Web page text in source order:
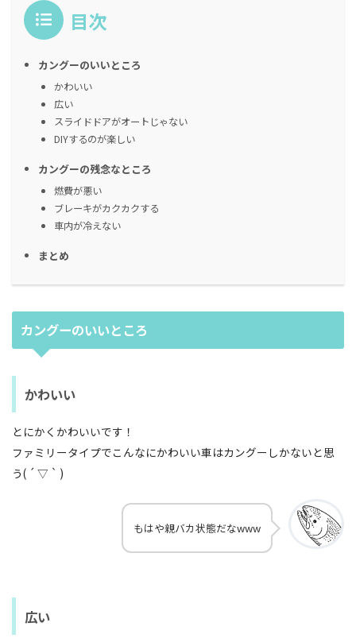
目次
カングーのいいところ
かわいい
広い
スライドドアがオートじゃない
DIYするのが楽しい
カングーの残念なところ
燃費が悪い
ブレーキがカクカクする
車内が冷えない
まとめ
カングーのいいところ
かわいい
とにかくかわいいです！
ファミリータイプでこんなにかわいい車はカングーしかないと思
う( ´ ▽ ` )
もはや親バカ状態だなwww
広い